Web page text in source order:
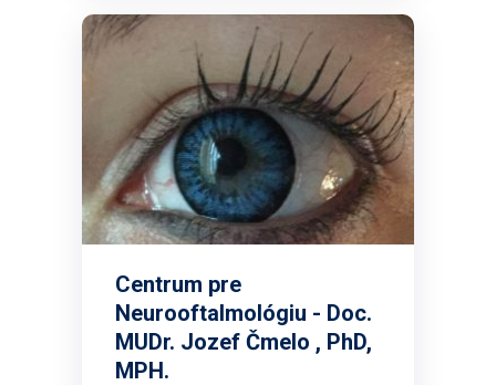
Centrum pre
Neurooftalmológiu - Doc.
MUDr. Jozef Čmelo , PhD,
MPH.